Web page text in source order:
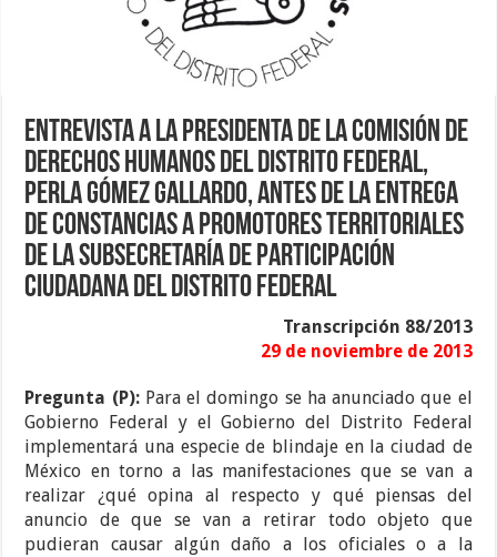
Entrevista a la Presidenta de la Comisión de
Derechos Humanos del Distrito Federal,
Perla Gómez Gallardo, antes de la entrega
de constancias a promotores territoriales
de la Subsecretaría de Participación
Ciudadana del Distrito Federal
Transcripción 88/2013
29 de noviembre de 2013
Pregunta (P): Para el domingo se ha anunciado que el
Gobierno Federal y el Gobierno del Distrito Federal
implementará una especie de blindaje en la ciudad de
México en torno a las manifestaciones que se van a
realizar ¿qué opina al respecto y qué piensas del
anuncio de que se van a retirar todo objeto que
pudieran causar algún daño a los oficiales o a la